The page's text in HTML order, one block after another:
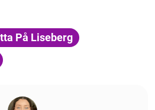
På Liseberg